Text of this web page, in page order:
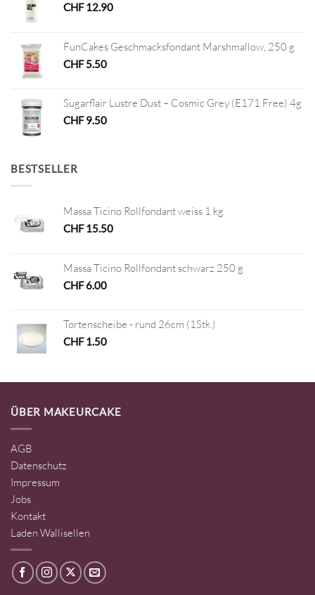
CHF12.90
FunCakes Geschmacksfondant Marshmallow, 250 g
CHF5.50
Sugarflair Lustre Dust – Cosmic Grey (E171 Free) 4g
CHF9.50
BESTSELLER
Massa Ticino Rollfondant weiss 1 kg
CHF15.50
Massa Ticino Rollfondant schwarz 250 g
CHF6.00
Tortenscheibe - rund 26cm (1Stk.)
CHF1.50
ÜBER MAKEURCAKE
AGB
Datenschutz
Impressum
Jobs
Kontakt
Laden Wallisellen